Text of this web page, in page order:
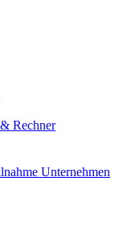
Rechner
Unternehmen